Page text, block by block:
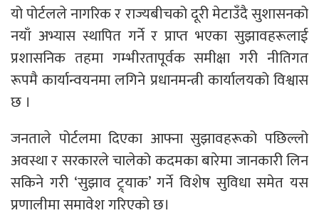
यो पोर्टलले नागरिक र राज्यबीचको दूरी मेटाउँदै सुशासनको
नयाँ अभ्यास स्थापित गर्ने र प्राप्त भएका सुझावहरूलाई
प्रशासनिक तहमा गम्भीरतापूर्वक समीक्षा गरी नीतिगत
रूपमै कार्यान्वयनमा लगिने प्रधानमन्त्री कार्यालयको विश्वास
छ ।
जनताले पोर्टलमा दिएका आफ्ना सुझावहरूको पछिल्लो
अवस्था र सरकारले चालेको कदमका बारेमा जानकारी लिन
सकिने गरी ‘सुझाव ट्र्याक’ गर्ने विशेष सुविधा समेत यस
प्रणालीमा समावेश गरिएको छ।